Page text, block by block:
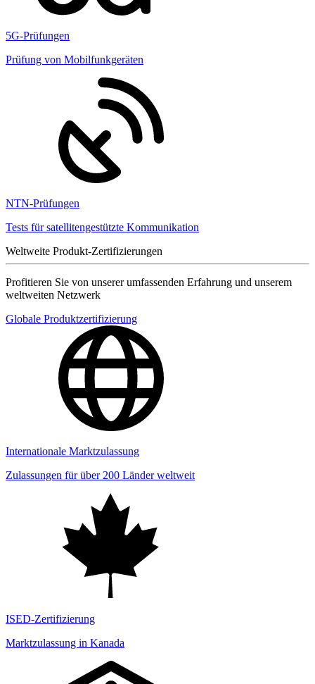
5G-Prüfungen
Prüfung von Mobilfunkgeräten
NTN-Prüfungen
Tests für satellitengestützte Kommunikation
Weltweite Produkt-Zertifizierungen
Profitieren Sie von unserer umfassenden Erfahrung und unserem
weltweiten Netzwerk
Globale Produktzertifizierung
Internationale Marktzulassung
Zulassungen für über 200 Länder weltweit
ISED-Zertifizierung
Marktzulassung in Kanada